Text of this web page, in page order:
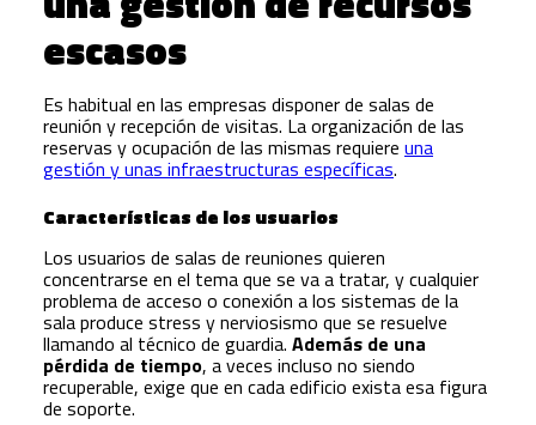
escasos
Es habitual en las empresas disponer de salas de
reunión y recepción de visitas. La organización de las
reservas y ocupación de las mismas requiere una
gestión y unas infraestructuras específicas.
Características de los usuarios
Los usuarios de salas de reuniones quieren
concentrarse en el tema que se va a tratar, y cualquier
problema de acceso o conexión a los sistemas de la
sala produce stress y nerviosismo que se resuelve
llamando al técnico de guardia. Además de una
pérdida de tiempo, a veces incluso no siendo
recuperable, exige que en cada edificio exista esa figura
de soporte.